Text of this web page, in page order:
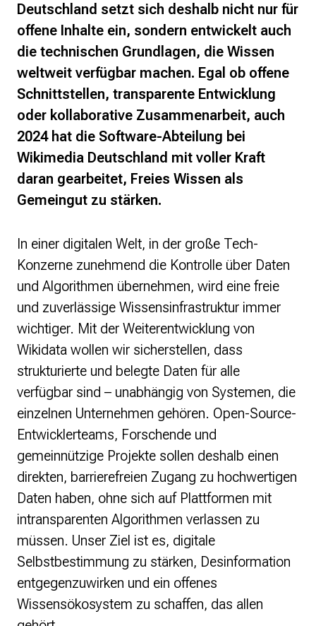
Deutschland setzt sich deshalb nicht nur für
offene Inhalte ein, sondern entwickelt auch
die technischen Grundlagen, die Wissen
weltweit verfügbar machen. Egal ob offene
Schnittstellen, transparente Entwicklung
oder kollaborative Zusammenarbeit, auch
2024 hat die Software-Abteilung bei
Wikimedia Deutschland mit voller Kraft
daran gearbeitet, Freies Wissen als
Gemeingut zu stärken.
In einer digitalen Welt, in der große Tech-
Konzerne zunehmend die Kontrolle über Daten
und Algorithmen übernehmen, wird eine freie
und zuverlässige Wissensinfrastruktur immer
wichtiger. Mit der Weiterentwicklung von
Wikidata wollen wir sicherstellen, dass
strukturierte und belegte Daten für alle
verfügbar sind – unabhängig von Systemen, die
einzelnen Unternehmen gehören. Open-Source-
Entwicklerteams, Forschende und
gemeinnützige Projekte sollen deshalb einen
direkten, barrierefreien Zugang zu hochwertigen
Daten haben, ohne sich auf Plattformen mit
intransparenten Algorithmen verlassen zu
müssen. Unser Ziel ist es, digitale
Selbstbestimmung zu stärken, Desinformation
entgegenzuwirken und ein offenes
Wissensökosystem zu schaffen, das allen